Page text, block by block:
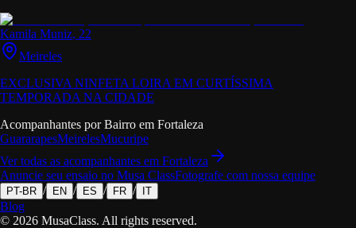
Kamila Muniz, 22
Meireles
EXCLUSIVA NINFETA LOIRA EM CURTÍSSIMA
TEMPORADA NA CIDADE
Acompanhantes por Bairro em Fortaleza
GuararapesMeirelesMucuripe
Ver todas as acompanhantes em Fortaleza
Anuncie seu ensaio no Musa ClassFotografe com nossa equipe
PT-BR / EN / ES / FR / IT
Blog
© 2026 MusaClass. All rights reserved.